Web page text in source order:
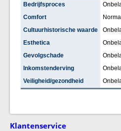
Bedrijfsproces
Comfort
Cultuurhistorische waarde
Esthetica
Gevolgschade
Inkomstenderving
Veiligheid/gezondheid
Klantenservice